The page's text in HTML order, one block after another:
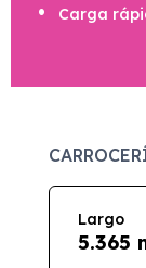
Carga
Largo
5.365